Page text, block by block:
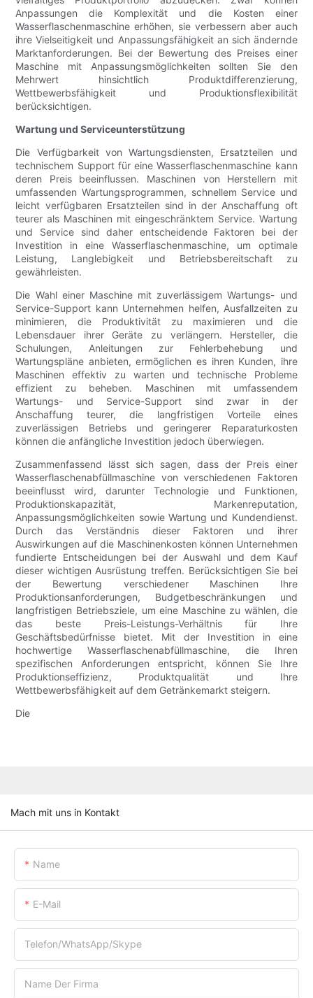
Anpassungen die Komplexität und die Kosten einer
Wasserflaschenmaschine erhöhen, sie verbessern aber auch
ihre Vielseitigkeit und Anpassungsfähigkeit an sich ändernde
Marktanforderungen. Bei der Bewertung des Preises einer
Maschine mit Anpassungsmöglichkeiten sollten Sie den
Mehrwert hinsichtlich Produktdifferenzierung,
Wettbewerbsfähigkeit und Produktionsflexibilität
berücksichtigen.
Wartung und Serviceunterstützung
Die Verfügbarkeit von Wartungsdiensten, Ersatzteilen und
technischem Support für eine Wasserflaschenmaschine kann
deren Preis beeinflussen. Maschinen von Herstellern mit
umfassenden Wartungsprogrammen, schnellem Service und
leicht verfügbaren Ersatzteilen sind in der Anschaffung oft
teurer als Maschinen mit eingeschränktem Service. Wartung
und Service sind daher entscheidende Faktoren bei der
Investition in eine Wasserflaschenmaschine, um optimale
Leistung, Langlebigkeit und Betriebsbereitschaft zu
gewährleisten.
Die Wahl einer Maschine mit zuverlässigem Wartungs- und
Service-Support kann Unternehmen helfen, Ausfallzeiten zu
minimieren, die Produktivität zu maximieren und die
Lebensdauer ihrer Geräte zu verlängern. Hersteller, die
Schulungen, Anleitungen zur Fehlerbehebung und
Wartungspläne anbieten, ermöglichen es ihren Kunden, ihre
Maschinen effektiv zu warten und technische Probleme
effizient zu beheben. Maschinen mit umfassendem
Wartungs- und Service-Support sind zwar in der
Anschaffung teurer, die langfristigen Vorteile eines
zuverlässigen Betriebs und geringerer Reparaturkosten
können die anfängliche Investition jedoch überwiegen.
Zusammenfassend lässt sich sagen, dass der Preis einer
Wasserflaschenabfüllmaschine von verschiedenen Faktoren
beeinflusst wird, darunter Technologie und Funktionen,
Produktionskapazität, Markenreputation,
Anpassungsmöglichkeiten sowie Wartung und Kundendienst.
Durch das Verständnis dieser Faktoren und ihrer
Auswirkungen auf die Maschinenkosten können Unternehmen
fundierte Entscheidungen bei der Auswahl und dem Kauf
dieser wichtigen Ausrüstung treffen. Berücksichtigen Sie bei
der Bewertung verschiedener Maschinen Ihre
Produktionsanforderungen, Budgetbeschränkungen und
langfristigen Betriebsziele, um eine Maschine zu wählen, die
das beste Preis-Leistungs-Verhältnis für Ihre
Geschäftsbedürfnisse bietet. Mit der Investition in eine
hochwertige Wasserflaschenabfüllmaschine, die Ihren
spezifischen Anforderungen entspricht, können Sie Ihre
Produktionseffizienz, Produktqualität und Ihre
Wettbewerbsfähigkeit auf dem Getränkemarkt steigern.
Die
Mach mit uns in Kontakt
Name
E-Mail
Telefon/WhatsApp/Skype
Name Der Firma